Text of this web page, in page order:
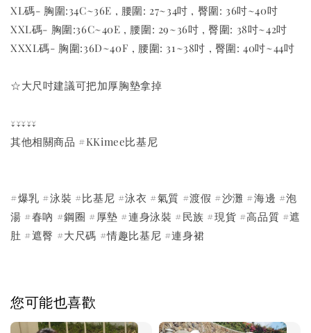
XL碼- 胸圍:34C~36E , 腰圍: 27~34吋 , 臀圍: 36吋~40吋
XXL碼- 胸圍:36C~40E , 腰圍: 29~36吋 , 臀圍: 38吋~42吋
XXXL碼- 胸圍:36D~40F , 腰圍: 31~38吋 , 臀圍: 40吋~44吋
☆大尺吋建議可把加厚胸墊拿掉
↓↓↓↓↓
其他相關商品 #KKimee比基尼
#爆乳 #泳裝 #比基尼 #泳衣 #氣質 #渡假 #沙灘 #海邊 #泡
湯 #春吶 #鋼圈 #厚墊 #連身泳裝 #民族 #現貨 #高品質 #遮
肚 #遮臀 #大尺碼 #情趣比基尼 #連身裙
您可能也喜歡